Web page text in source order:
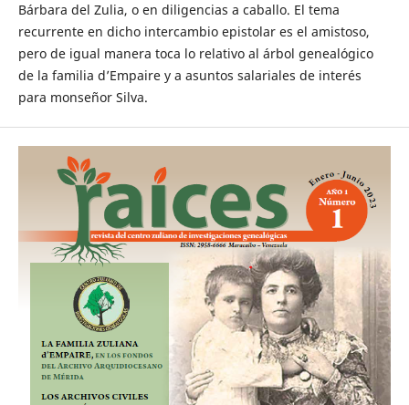
Bárbara del Zulia, o en diligencias a caballo. El tema
recurrente en dicho intercambio epistolar es el amistoso,
pero de igual manera toca lo relativo al árbol genealógico
de la familia d’Empaire y a asuntos salariales de interés
para monseñor Silva.